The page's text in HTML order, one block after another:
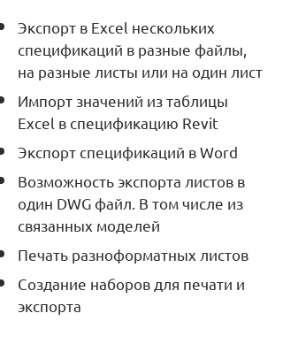
Экспорт в Excel нескольких
спецификаций в разные файлы,
на разные листы или на один лист
Импорт значений из таблицы
Excel в спецификацию Revit
Экспорт спецификаций в Word
Возможность экспорта листов в
один DWG файл. В том числе из
связанных моделей
Печать разноформатных листов
Создание наборов для печати и
экспорта